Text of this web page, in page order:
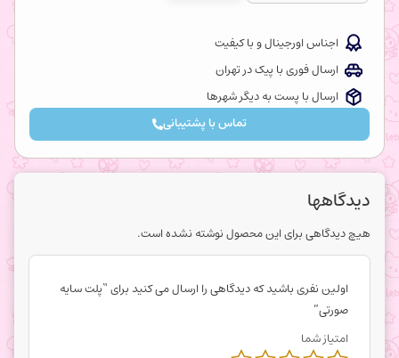
اجناس اورجینال و با کیفیت
ارسال فوری با پیک در تهران
ارسال با پست به دیگر شهرها
تماس با پشتیبانی
دیدگاهها
هیچ دیدگاهی برای این محصول نوشته نشده است.
اولین نفری باشید که دیدگاهی را ارسال می کنید برای “پلت سایه
صورتی”
امتیاز شما